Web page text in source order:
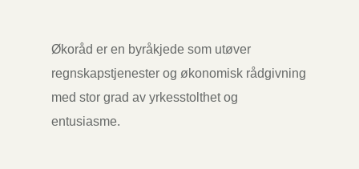
Økoråd er en byråkjede som utøver
regnskapstjenester og økonomisk rådgivning
med stor grad av yrkesstolthet og
entusiasme.